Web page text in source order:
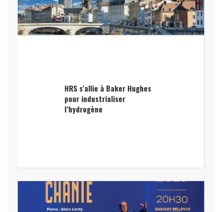
HRS s’allie à Baker Hughes
pour industrialiser
l’hydrogène